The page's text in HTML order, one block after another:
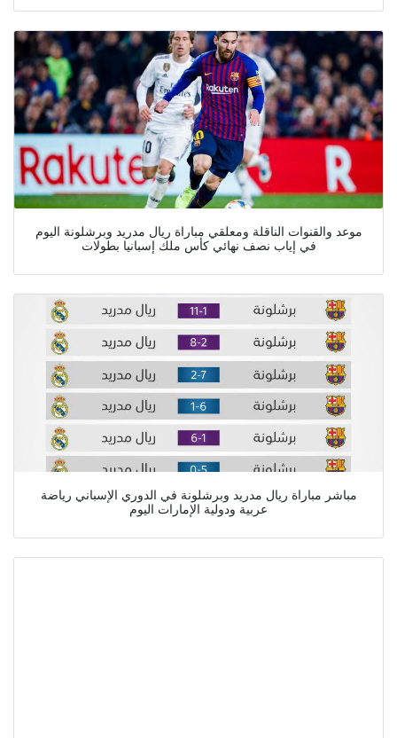
موعد والقنوات الناقلة ومعلقي مباراة ريال مدريد وبرشلونة اليوم
في إياب نصف نهائي كأس ملك إسبانيا بطولات
مباشر مباراة ريال مدريد وبرشلونة في الدوري الإسباني رياضة
عربية ودولية الإمارات اليوم